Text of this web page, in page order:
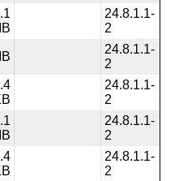
24.8.1.1-
2
24.8.1.1-
2
24.8.1.1-
2
24.8.1.1-
2
24.8.1.1-
2